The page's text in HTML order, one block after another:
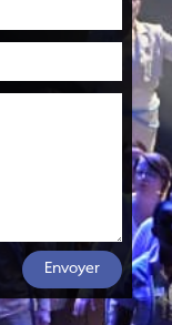
Envoyer